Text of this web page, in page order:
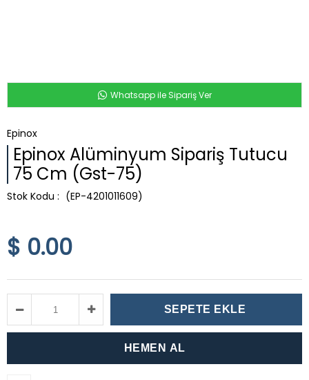
Whatsapp ile Sipariş Ver
Epinox
Epinox Alüminyum Sipariş Tutucu
75 Cm (Gst-75)
(EP-4201011609)
$ 0.00